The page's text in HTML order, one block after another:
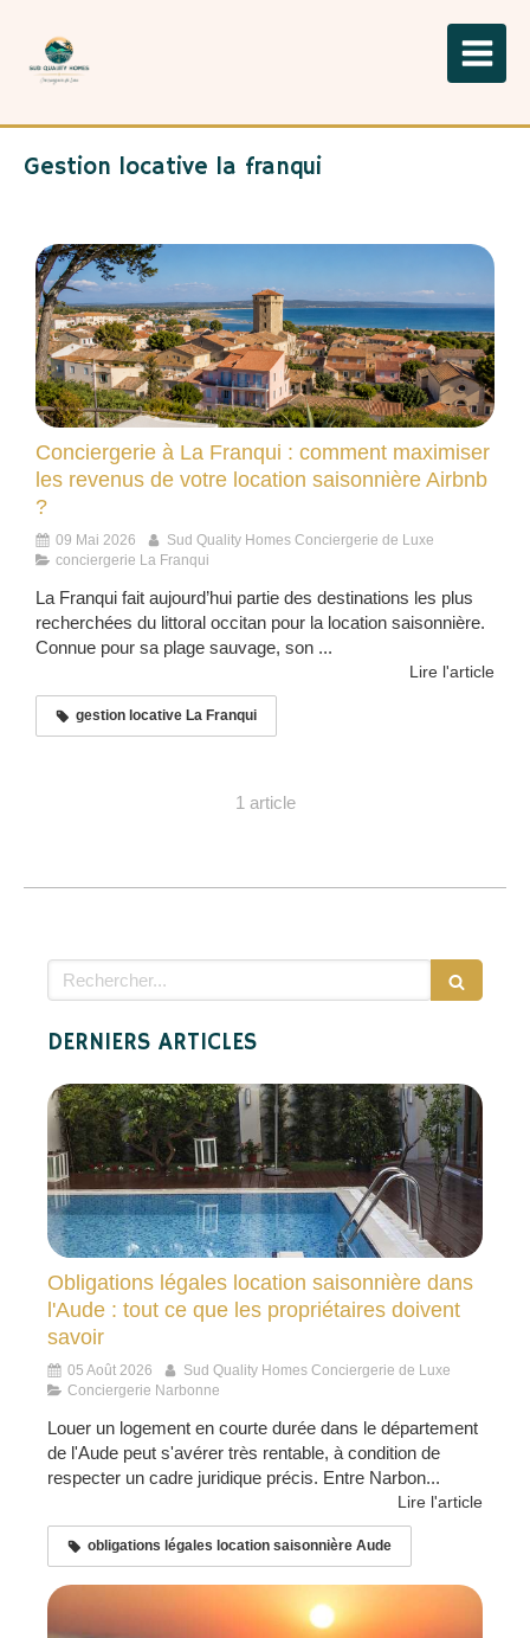
Gestion locative la franqui
Conciergerie à La Franqui : comment maximiser
les revenus de votre location saisonnière Airbnb
?
09 Mai 2026
Sud Quality Homes Conciergerie de Luxe
conciergerie La Franqui
La Franqui fait aujourd’hui partie des destinations les plus
recherchées du littoral occitan pour la location saisonnière.
Connue pour sa plage sauvage, son ...
Lire l'article
gestion locative La Franqui
1 article
Rechercher
DERNIERS ARTICLES
Obligations légales location saisonnière dans
l'Aude : tout ce que les propriétaires doivent
savoir
05 Août 2026
Sud Quality Homes Conciergerie de Luxe
Conciergerie Narbonne
Louer un logement en courte durée dans le département
de l'Aude peut s'avérer très rentable, à condition de
respecter un cadre juridique précis. Entre Narbon...
Lire l'article
obligations légales location saisonnière Aude